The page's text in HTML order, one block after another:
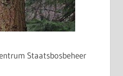
Staatsbosbeheer